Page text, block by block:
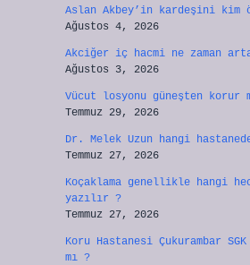
Aslan Akbey’in kardeşini kim
Ağustos 4, 2026
Akciğer iç hacmi ne zaman
Ağustos 3, 2026
Vücut losyonu güneşten korur
Temmuz 29, 2026
Dr. Melek Uzun hangi
Temmuz 27, 2026
Koçaklama genellikle hangi
yazılır ?
Temmuz 27, 2026
Koru Hastanesi Çukurambar
mı ?